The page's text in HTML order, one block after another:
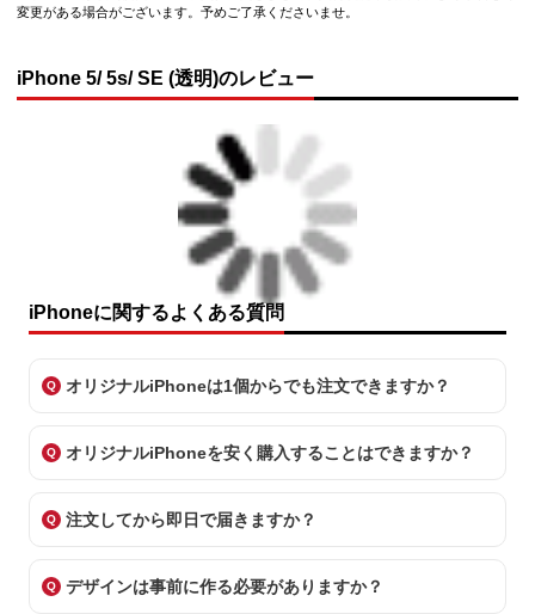
変更がある場合がございます。予めご了承くださいませ。
iPhone 5/ 5s/ SE (透明)のレビュー
iPhoneに関するよくある質問
オリジナルiPhoneは1個からでも注文できますか？
オリジナルiPhoneを安く購入することはできますか？
注文してから即日で届きますか？
デザインは事前に作る必要がありますか？